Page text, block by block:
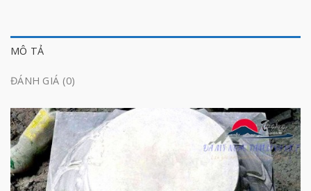
MÔ TẢ
ĐÁNH GIÁ (0)